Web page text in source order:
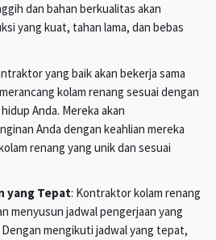
dan bahan berkualitas akan
yang kuat, tahan lama, dan bebas
yang baik akan bekerja sama
kolam renang sesuai dengan
Anda. Mereka akan
Anda dengan keahlian mereka
renang yang unik dan sesuai
yang Tepat: Kontraktor kolam renang
menyusun jadwal pengerjaan yang
mengikuti jadwal yang tepat,